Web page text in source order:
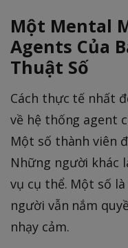
Một Mental
Agents Của
Thuật Số
Cách thực tế nhất
về hệ thống agent
Một số thành viên
Những người khác
vụ cụ thể. Một số
người vẫn nắm
nhạy cảm.